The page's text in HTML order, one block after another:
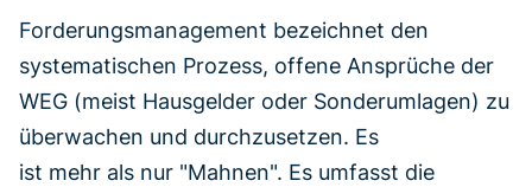
Forderungsmanagement bezeichnet den
systematischen Prozess, offene Ansprüche der
WEG (meist Hausgelder oder Sonderumlagen) zu
überwachen und durchzusetzen. Es
ist mehr als nur "Mahnen". Es umfasst die